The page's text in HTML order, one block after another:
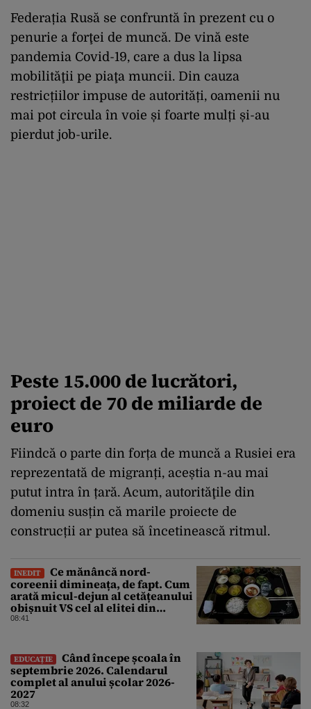
Federația Rusă se confruntă în prezent cu o
penurie a forţei de muncă. De vină este
pandemia Covid-19, care a dus la lipsa
mobilităţii pe piaţa muncii. Din cauza
restricțiilor impuse de autorități, oamenii nu
mai pot circula în voie și foarte mulți și-au
pierdut job-urile.
Peste 15.000 de lucrători,
proiect de 70 de miliarde de
euro
Fiindcă o parte din forța de muncă a Rusiei era
reprezentată de migranți, aceștia n-au mai
putut intra în țară. Acum, autorităţile din
domeniu susțin că marile proiecte de
construcții ar putea să încetinească ritmul.
INEDIT
Ce mănâncă nord-
coreenii dimineața, de fapt. Cum
arată micul-dejun al cetățeanului
obișnuit VS cel al elitei din
Phenian
08:41
EDUCAȚIE
Când începe școala în
septembrie 2026. Calendarul
complet al anului școlar 2026-
2027
08:32